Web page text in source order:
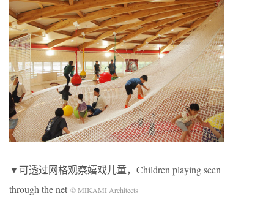
▼可透过网格观察嬉戏儿童，Children playing seen
through the net © MIKAMI Architects